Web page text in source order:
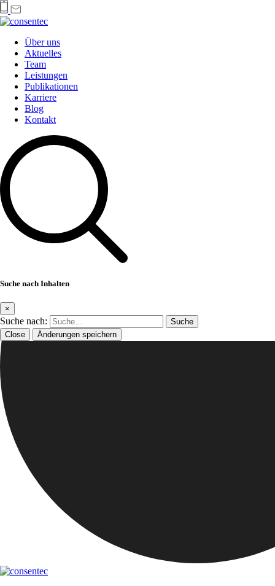
Über uns
Aktuelles
Team
Leistungen
Publikationen
Karriere
Blog
Kontakt
Suche nach Inhalten
×
Suche nach:
Close Änderungen speichern